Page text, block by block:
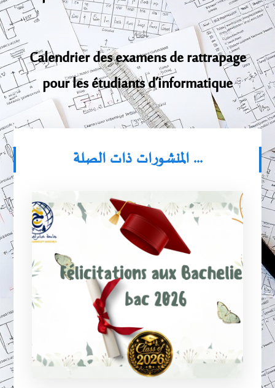
التالي
Calendrier des examens de rattrapage
pour les étudiants d’informatique
المنشورات ذات الصلة ...